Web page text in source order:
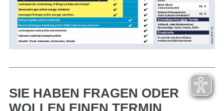
SIE HABEN FRAGEN ODER
WOLLEN EINEN TERMIN